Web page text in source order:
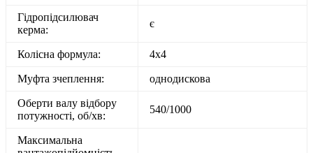
Гідропідсилювач
керма:
є
Колісна формула: 4х4
Муфта зчеплення: однодискова
Оберти валу відбору
потужності, об/хв:
540/1000
Максимальна